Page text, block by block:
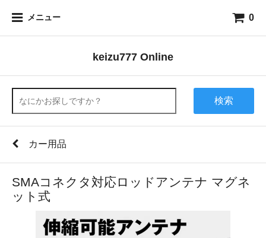
メニュー 0
keizu777 Online
検索
カー用品
SMAコネクタ対応ロッドアンテナ マグネ
ット式